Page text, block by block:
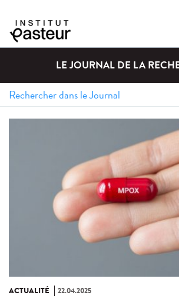
LE JOURNAL DE LA
ACTUALITÉ 22.04.2025